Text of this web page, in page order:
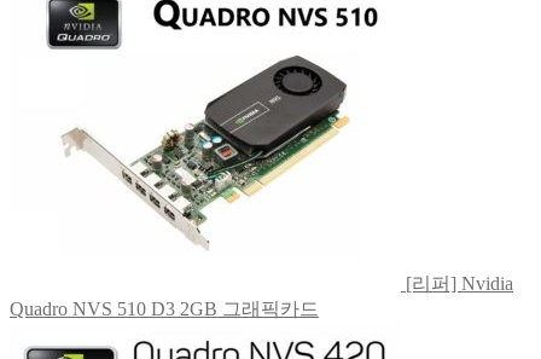
[리퍼] Nvidia
Quadro NVS 510 D3 2GB 그래픽카드